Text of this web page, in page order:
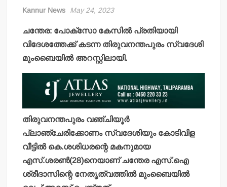
Kannur News May 24, 2023
ചന്തേര: പോക്‌സോ കേസില്‍ പ്രതിയായി
വിദേശത്തേക്ക് കടന്ന തിരുവനന്തപുരം സ്വദേശി
മുംബൈയില്‍ അറസ്റ്റിലായി.
തിരുവനന്തപുരം വഞ്ചിയൂര്‍
പ്ലാഞ്ചേരിക്കോണം സ്വദേശിയും കോടിവിള
വീട്ടില്‍ കെ.ശശിധരന്റെ മകനുമായ
എസ്.ശരണ്‍(28)നെയാണ് ചന്തേര എസ്.ഐ
ശ്രീദാസിന്റെ നേതൃത്വത്തില്‍ മുംബൈയില്‍